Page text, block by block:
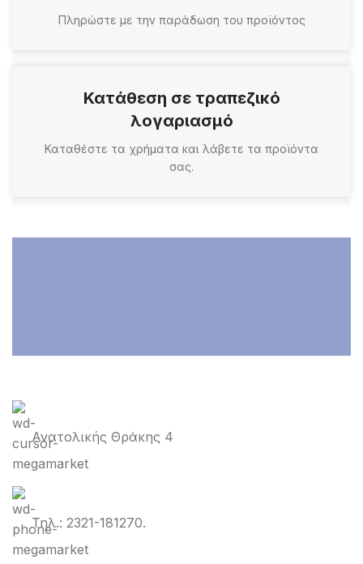
Πληρώστε με την παράδωση του προϊόντος
Κατάθεση σε τραπεζικό
λογαριασμό
Καταθέστε τα χρήματα και λάβετε τα προϊόντα
σας.
Ανατολικής Θράκης 4
Τηλ.: 2321-181270.